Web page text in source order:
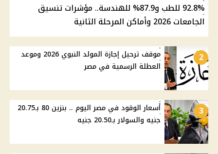
92.8% للطب و87.9% للهندسة.. مؤشرات تنسيق
الجامعات 2026 وأماكن المرحلة الثانية
2
موقف ترحيل إجازة المولد النبوي 2026 وموعد
العطلة الرسمية في مصر
3
أسعار الوقود في مصر اليوم .. بنزين 80 بـ20.75
جنيه والسولار بـ20.50 جنيه